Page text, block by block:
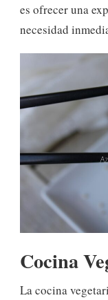
es ofrecer una
necesidad
Cocina
La cocina